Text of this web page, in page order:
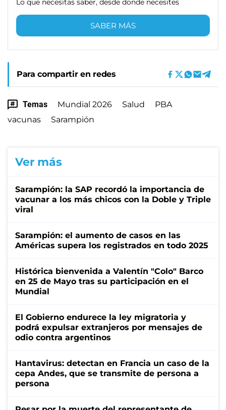
Lo que necesitas saber, desde donde necesites
SABER MÁS
Para compartir en redes
Temas Mundial 2026 Salud
PBA
vacunas
Sarampión
Ver más
Sarampión: la SAP recordó la importancia de
vacunar a los más chicos con la Doble y Triple
viral
Sarampión: el aumento de casos en las
Américas supera los registrados en todo 2025
Histórica bienvenida a Valentín "Colo" Barco
en 25 de Mayo tras su participación en el
Mundial
El Gobierno endurece la ley migratoria y
podrá expulsar extranjeros por mensajes de
odio contra argentinos
Hantavirus: detectan en Francia un caso de la
cepa Andes, que se transmite de persona a
persona